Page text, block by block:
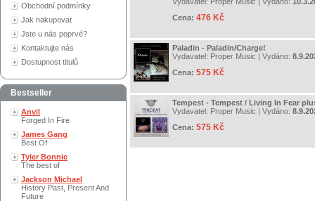
Obchodní podmínky
Jak nakupovat
Jste u nás poprvé?
Kontaktujte nás
Dostupnost titulů
Bestseller
Anvil
Forged In Fire
James Gang
Best Of
Tyler Bonnie
The best of
Jackson Michael
History Past, Present And
Future
Cena: 476 Kč
Paladin - Paladin/Charge!
Vydavatel: Proper Music | Vydáno:
Cena: 575 Kč
Tempest - Tempest / Living In Fear
Vydavatel: Proper Music | Vydáno:
Cena: 575 Kč